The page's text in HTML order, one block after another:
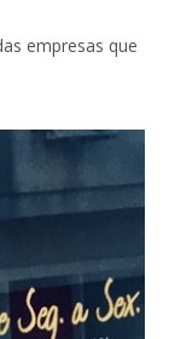
empresas que